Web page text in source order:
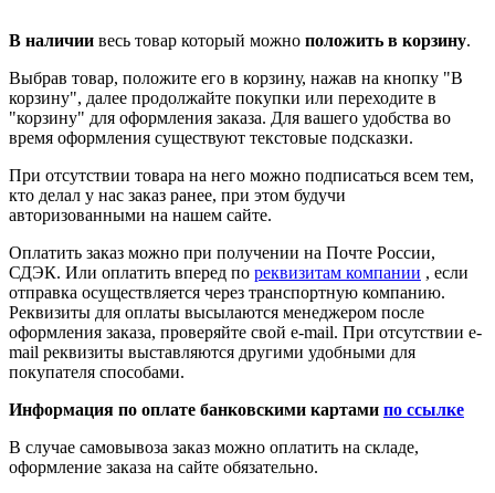
В наличии весь товар который можно положить в корзину.
Выбрав товар, положите его в корзину, нажав на кнопку "В
корзину", далее продолжайте покупки или переходите в
"корзину" для оформления заказа. Для вашего удобства во
время оформления существуют текстовые подсказки.
При отсутствии товара на него можно подписаться всем тем,
кто делал у нас заказ ранее, при этом будучи
авторизованными на нашем сайте.
Оплатить заказ можно при получении на Почте России,
СДЭК. Или оплатить вперед по реквизитам компании , если
отправка осуществляется через транспортную компанию.
Реквизиты для оплаты высылаются менеджером после
оформления заказа, проверяйте свой e-mail. При отсутствии e-
mail реквизиты выставляются другими удобными для
покупателя способами.
Информация по оплате банковскими картами по ссылке
В случае самовывоза заказ можно оплатить на складе,
оформление заказа на сайте обязательно.